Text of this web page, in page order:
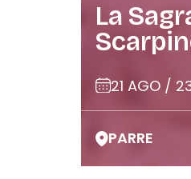
La
21 AGO /
PARRE